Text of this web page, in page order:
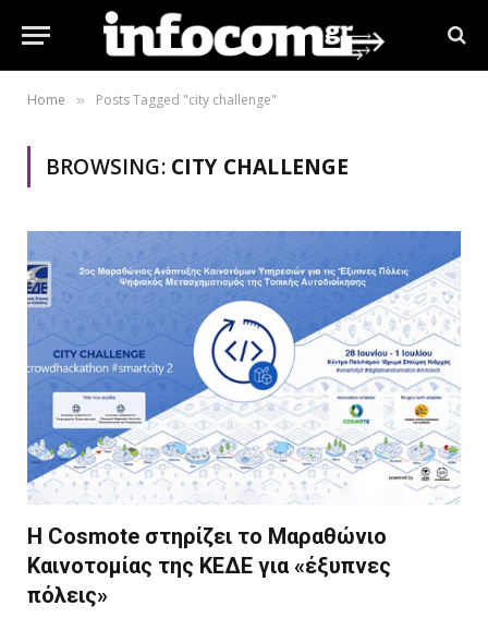
Home » Posts Tagged "city challenge"
BROWSING: CITY CHALLENGE
H Cosmote στηρίζει το Μαραθώνιο
Καινοτομίας της ΚΕΔΕ για «έξυπνες
πόλεις»